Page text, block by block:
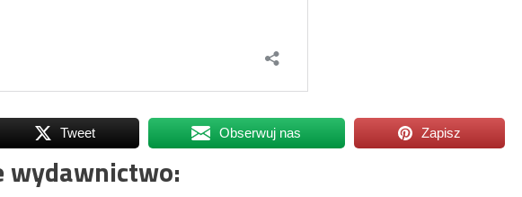
Tweet Obserwuj nas Zapisz
wydawnictwo: